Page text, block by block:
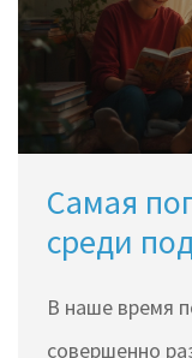
прочитать на
чтения и
раскроются в
Самая
среди
В наше время
совершенно